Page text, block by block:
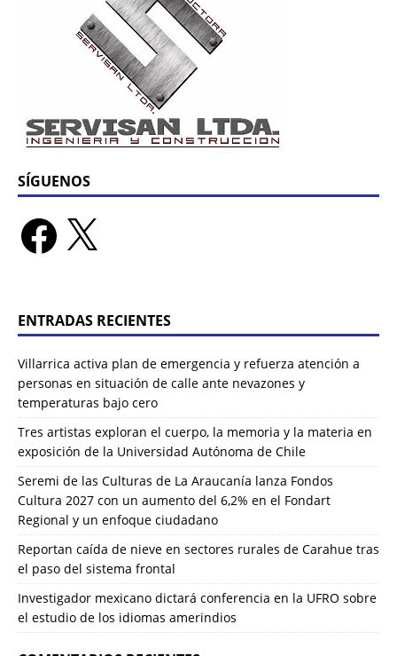
SÍGUENOS
ENTRADAS RECIENTES
Villarrica activa plan de emergencia y refuerza atención a
personas en situación de calle ante nevazones y
temperaturas bajo cero
Tres artistas exploran el cuerpo, la memoria y la materia en
exposición de la Universidad Autónoma de Chile
Seremi de las Culturas de La Araucanía lanza Fondos
Cultura 2027 con un aumento del 6,2% en el Fondart
Regional y un enfoque ciudadano
Reportan caída de nieve en sectores rurales de Carahue tras
el paso del sistema frontal
Investigador mexicano dictará conferencia en la UFRO sobre
el estudio de los idiomas amerindios